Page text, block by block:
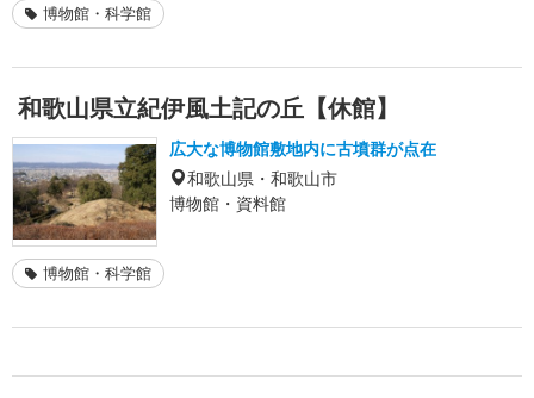
博物館・科学館
和歌山県立紀伊風土記の丘【休館】
広大な博物館敷地内に古墳群が点在
和歌山県・和歌山市
博物館・資料館
博物館・科学館